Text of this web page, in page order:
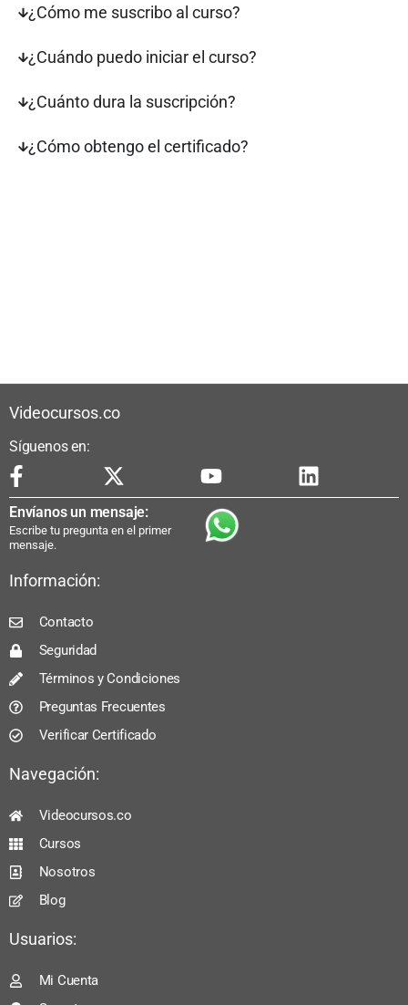
¿Cómo me suscribo al curso?
¿Cuándo puedo iniciar el curso?
¿Cuánto dura la suscripción?
¿Cómo obtengo el certificado?
Videocursos.co
Síguenos en:
Envíanos un mensaje:
Escribe tu pregunta en el primer
mensaje.
Información:
Contacto
Seguridad
Términos y Condiciones
Preguntas Frecuentes
Verificar Certificado
Navegación:
Videocursos.co
Cursos
Nosotros
Blog
Usuarios:
Mi Cuenta